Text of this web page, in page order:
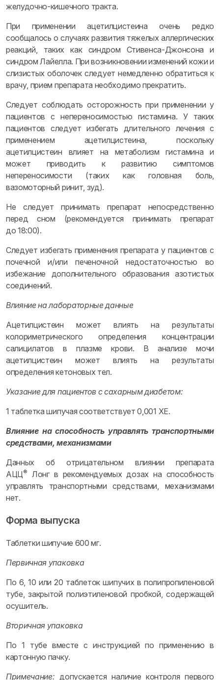
желудочно-кишечного тракта.
При применении ацетилцистеина очень редко
сообщалось о случаях развития тяжелых аллергических
реакций, таких как синдром Стивенса-Джонсона и
синдром Лайелла. При возникновении изменений кожи и
слизистых оболочек следует немедленно обратиться к
врачу, прием препарата необходимо прекратить.
Следует соблюдать осторожность при применении у
пациентов с непереносимостью гистамина. У таких
пациентов следует избегать длительного лечения с
применением ацетилцистеина, поскольку
ацетилцистеин влияет на метаболизм гистамина и
может приводить к развитию симптомов
непереносимости (таких как головная боль,
вазомоторный ринит, зуд).
Не следует принимать препарат непосредственно
перед сном (рекомендуется принимать препарат
до 18:00).
Следует избегать применения препарата у пациентов с
почечной и/или печеночной недостаточностью во
избежание дополнительного образования азотистых
соединений.
Влияние на лабораторные данные
Ацетилцистеин может влиять на результаты
колориметрического определения концентрации
салицилатов в плазме крови. В анализе мочи
ацетилцистеин может влиять на результаты
определения кетоновых тел.
Указание для пациентов с сахарным диабетом:
1 таблетка шипучая соответствует 0,001 ХЕ.
Влияние на способность управлять транспортными
средствами, механизмами
Данных об отрицательном влиянии препарата
АЦЦ®
Лонг в рекомендуемых дозах на способность
управлять транспортными средствами, механизмами
нет.
Форма выпуска
Таблетки шипучие 600 мг.
Первичная упаковка
По 6, 10 или 20 таблеток шипучих в полипропиленовой
тубе, закрытой полиэтиленовой пробкой, содержащей
осушитель.
Вторичная упаковка
По 1 тубе вместе с инструкцией по применению в
картонную пачку.
Примечание: допускается наличие контроля первого